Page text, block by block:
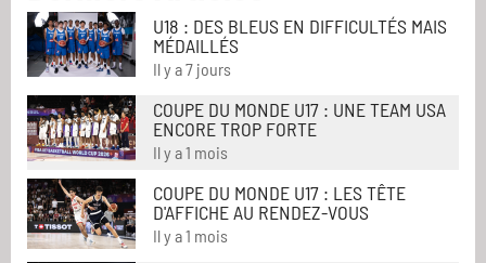
U18 : DES BLEUS EN DIFFICULTÉS MAIS
MÉDAILLÉS
Il y a 7 jours
COUPE DU MONDE U17 : UNE TEAM USA
ENCORE TROP FORTE
Il y a 1 mois
COUPE DU MONDE U17 : LES TÊTE
D'AFFICHE AU RENDEZ-VOUS
Il y a 1 mois